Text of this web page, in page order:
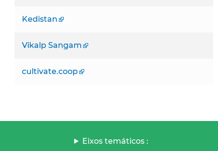
Kedistan
Vikalp Sangam
cultivate.coop
Eixos temáticos :